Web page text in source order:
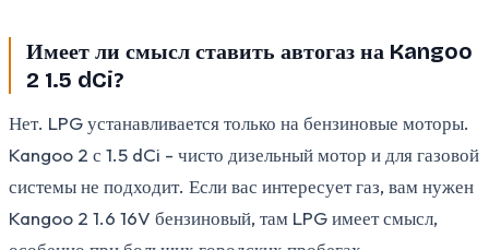
Имеет ли смысл ставить автогаз на Kangoo
2 1.5 dCi?
Нет. LPG устанавливается только на бензиновые моторы.
Kangoo 2 с 1.5 dCi - чисто дизельный мотор и для газовой
системы не подходит. Если вас интересует газ, вам нужен
Kangoo 2 1.6 16V бензиновый, там LPG имеет смысл,